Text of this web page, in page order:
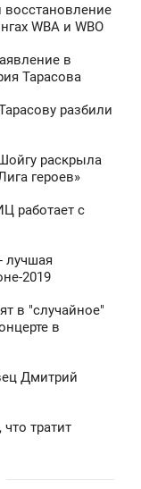
WBA и WBO
в
Тарасова
разбили
раскрыла
героев»
работает с
лучшая
2019
в "случайное"
в
Дмитрий
тратит